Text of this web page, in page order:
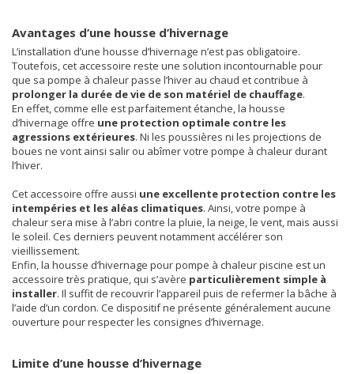
Avantages d’une housse d’hivernage
L’installation d’une housse d’hivernage n’est pas obligatoire.
Toutefois, cet accessoire reste une solution incontournable pour
que sa pompe à chaleur passe l’hiver au chaud et contribue à
prolonger la durée de vie de son matériel de chauffage.
En effet, comme elle est parfaitement étanche, la housse
d’hivernage offre une protection optimale contre les
agressions extérieures. Ni les poussières ni les projections de
boues ne vont ainsi salir ou abîmer votre pompe à chaleur durant
l’hiver.
Cet accessoire offre aussi une excellente protection contre les
intempéries et les aléas climatiques. Ainsi, votre pompe à
chaleur sera mise à l’abri contre la pluie, la neige, le vent, mais aussi
le soleil. Ces derniers peuvent notamment accélérer son
vieillissement.
Enfin, la housse d’hivernage pour pompe à chaleur piscine est un
accessoire très pratique, qui s’avère particulièrement simple à
installer. Il suffit de recouvrir l’appareil puis de refermer la bâche à
l’aide d’un cordon. Ce dispositif ne présente généralement aucune
ouverture pour respecter les consignes d’hivernage.
Limite d’une housse d’hivernage